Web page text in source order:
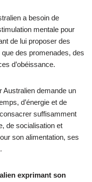
a besoin de
mentale pour
de lui proposer des
des promenades, des
d’obéissance.
Australien demande un
d’énergie et de
suffisamment
de socialisation et
son alimentation, ses
exprimant son